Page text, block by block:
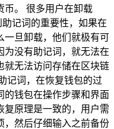
币。 很多用户在卸载
记词的重要性，如果在
一旦卸载，他们就极有可
为没有助记词，就无法在
就无法访问存储在区块链
记词，在恢复钱包的过
的钱包在操作步骤和界面
复原理是一致的，用户需
，然后仔细输入之前备份